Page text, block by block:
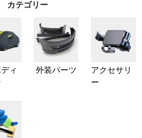
カテゴリー
ィ
外装パーツ
アクセサリ
ー